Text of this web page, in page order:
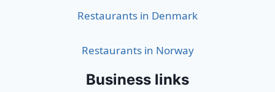
Restaurants in Denmark
Restaurants in Norway
Business links